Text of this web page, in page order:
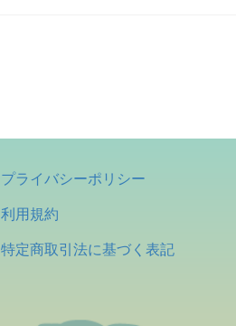
プライバシーポリシー
利用規約
特定商取引法に基づく表記